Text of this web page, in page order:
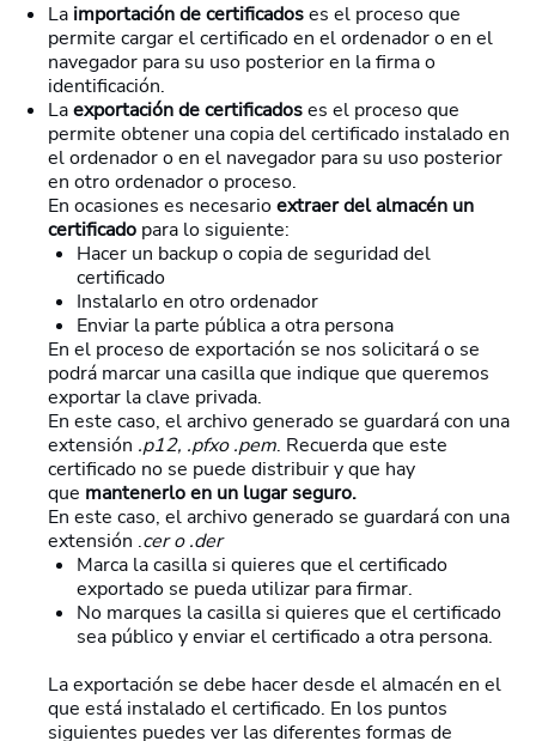
La importación de certificadoses el proceso que
permite cargar el certificado en el ordenador o en el
navegador para su uso posterior en la firma o
identificación.
Laexportación de certificadoses el proceso que
permite obtener una copia del certificado instalado en
el ordenador o en el navegador para su uso posterior
en otro ordenador o proceso.
En ocasiones es necesarioextraer del almacén un
certificado para lo siguiente:
Hacer un backup o copia de seguridad del
certificado
Instalarlo en otro ordenador
Enviar la parte pública a otra persona
En el proceso de exportación se nos solicitará o se
podrá marcar una casilla que indique que queremos
exportar la clave privada.
En este caso, el archivo generado se guardará con una
extensión .p12, .pfxo .pem. Recuerda que este
certificado no se puede distribuir y que hay
que mantenerlo en un lugar seguro.
En este caso, el archivo generado se guardará con una
extensión .cer o .der
Marca la casilla si quieres que el certificado
exportado se pueda utilizar para firmar.
No marques la casilla si quieres que el certificado
sea público y enviar el certificado a otra persona.
La exportación se debe hacer desde el almacén en el
que está instalado el certificado. En los puntos
siguientes puedes ver las diferentes formas de